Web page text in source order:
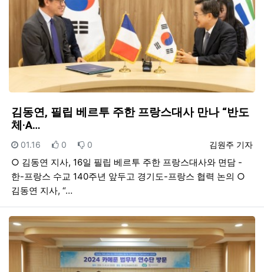
김동연, 필립 베르투 주한 프랑스대사 만나 “반도
체·A…
등록자
김원주 기자
등록일
01.16 추천
0 비추천
0
○ 김동연 지사, 16일 필립 베르투 주한 프랑스대사와 면담 -
한-프랑스 수교 140주년 앞두고 경기도-프랑스 협력 논의 ○
김동연 지사, “…